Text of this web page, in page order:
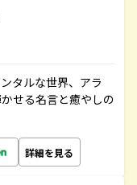
タルな世界、アラ
せる名言と癒やしの
詳細を見る